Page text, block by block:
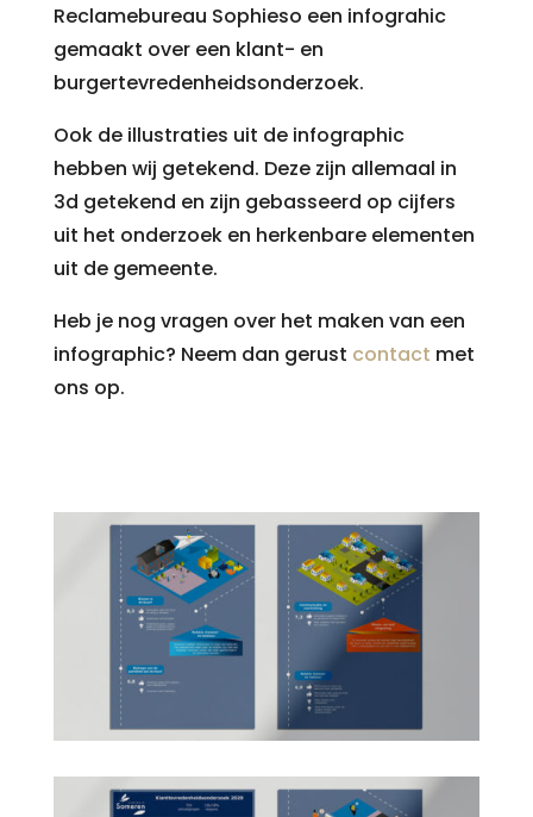
Reclamebureau Sophieso een infograhic
gemaakt over een klant- en
burgertevredenheidsonderzoek.
Ook de illustraties uit de infographic
hebben wij getekend. Deze zijn allemaal in
3d getekend en zijn gebasseerd op cijfers
uit het onderzoek en herkenbare elementen
uit de gemeente.
Heb je nog vragen over het maken van een
infographic? Neem dan gerust contact met
ons op.